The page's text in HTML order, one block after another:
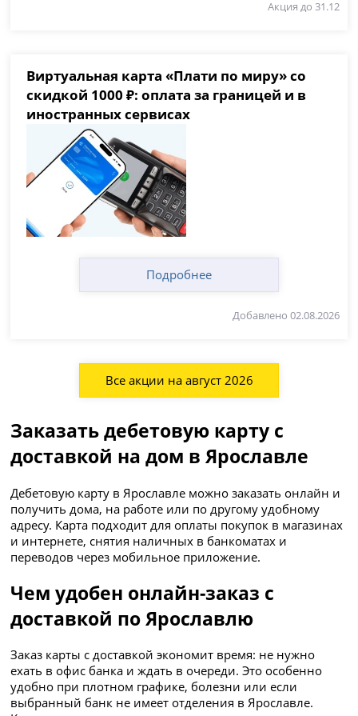
Акция до 31.12
Виртуальная карта «Плати по миру» со
скидкой 1000 ₽: оплата за границей и в
иностранных сервисах
Подробнее
Добавлено 02.08.2026
Все акции на август 2026
Заказать дебетовую карту с
доставкой на дом в Ярославле
Дебетовую карту в Ярославле можно заказать онлайн и
получить дома, на работе или по другому удобному
адресу. Карта подходит для оплаты покупок в магазинах
и интернете, снятия наличных в банкоматах и
переводов через мобильное приложение.
Чем удобен онлайн-заказ с
доставкой по Ярославлю
Заказ карты с доставкой экономит время: не нужно
ехать в офис банка и ждать в очереди. Это особенно
удобно при плотном графике, болезни или если
выбранный банк не имеет отделения в Ярославле.